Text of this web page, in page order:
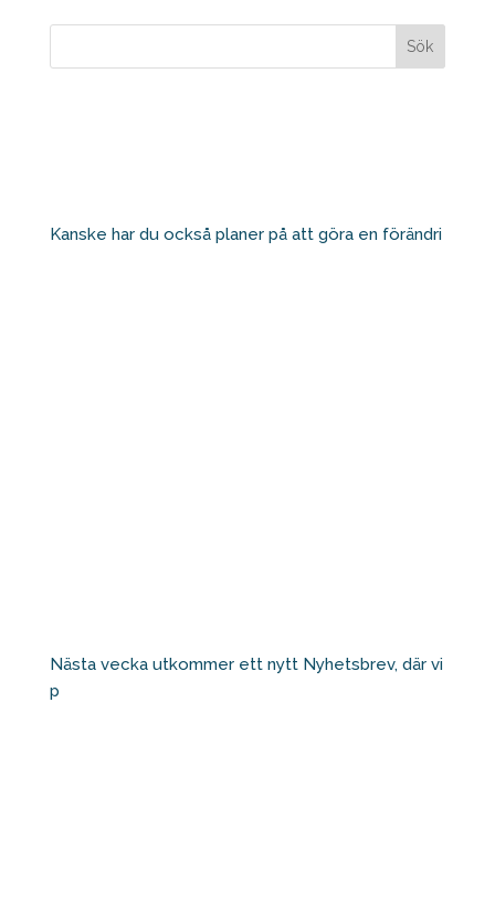
Kanske har du också planer på att göra en förändri
Nästa vecka utkommer ett nytt Nyhetsbrev, där vi
p